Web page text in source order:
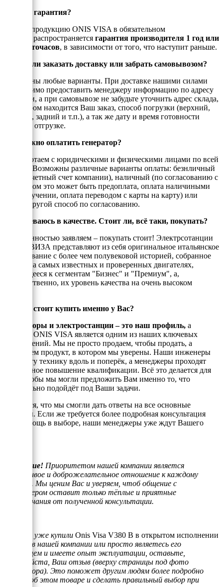
Есть ли гарантия?
На всю продукцию ONIS VISA в обязательном
порядке распространяется гарантия производителя 1 год или
1000 моточасов, в зависимости от того, что наступит раньше.
Можно ли заказать доставку или забрать самовывозом?
Возможны любые варианты. При доставке нашими силами
необходимо предоставить менеджеру информацию по адресу
доставки, а при самовывозе не забудьте уточнить адрес склада,
на котором находится Ваш заказ, способ погрузки (верхний,
боковой, задний и т.п.), а так же дату и время готовности
товара к отгрузке.
Как можно оплатить генератор?
Мы работаем с юридическими и физическими лицами по всей
России. Возможны различные варианты оплаты: безнличный
(на рассчетный счет компании), наличный (по согласованию с
енеджером это может быть предоплата, оплата наличиными
при получении, оплата переводом с карты на карту) или
любой другой способ по согласованию.
Я сомневаюсь в качестве. Стоит ли, всё таки, покупать?
С уверенностью заявляем – покупать стоит! Электрсотанции
ОНИС ВИЗА представляют из себя оригинальное итальянское
оборудование с более чем полувековой историей, собранное
только на самых известных и проверенных двигателях,
относящееся к сегментам "Бизнес" и "Премиум", а,
ссотвесттвенно, их уровень качества на очень высоком
Почему стоит купить именно у Вас?
Генераторы и электростанции – это наш профиль, а
техника ONIS VISA является одним из наших ключевых
направлений. Мы не просто продаем, чтобы продать, а
реализуем продукт, в котором мы уверены. Наши инженеры
знают эту технику вдоль и поперёк, а менеджеры проходят
постоянное повышение квалификации. Всё это делается для
того, чтобы мы могли предложить Вам именно то, что
оптимально подойдёт под Ваши задачи.
Надеемся, что мы смогли дать ответы на все основные
вопросы. Если же требуется более подробная консультация
или помощь в выборе, наши менеджеры уже ждут Вашего
Внимание! Приоритетом нашей компании является
отзывчивое и доброжелательное отношение к каждому
клиенту. Мы ценим Вас и уверяем, чтоб общение с
менеджером оставит только тёплые и приятные
воспоминания от полученной консультации.
Если Вы уже купили Onis Visa V380 B в открытом исполнении
в нашей компании или просто являетесь его
владельцем и имеете опыт эксплуатации, оставьте,
пожалуйста, Ваш отзыв (вверху страницы под фото
генератора). Это поможет другим людям более подробно
узнать об этом товаре и сделать правильный выбор при